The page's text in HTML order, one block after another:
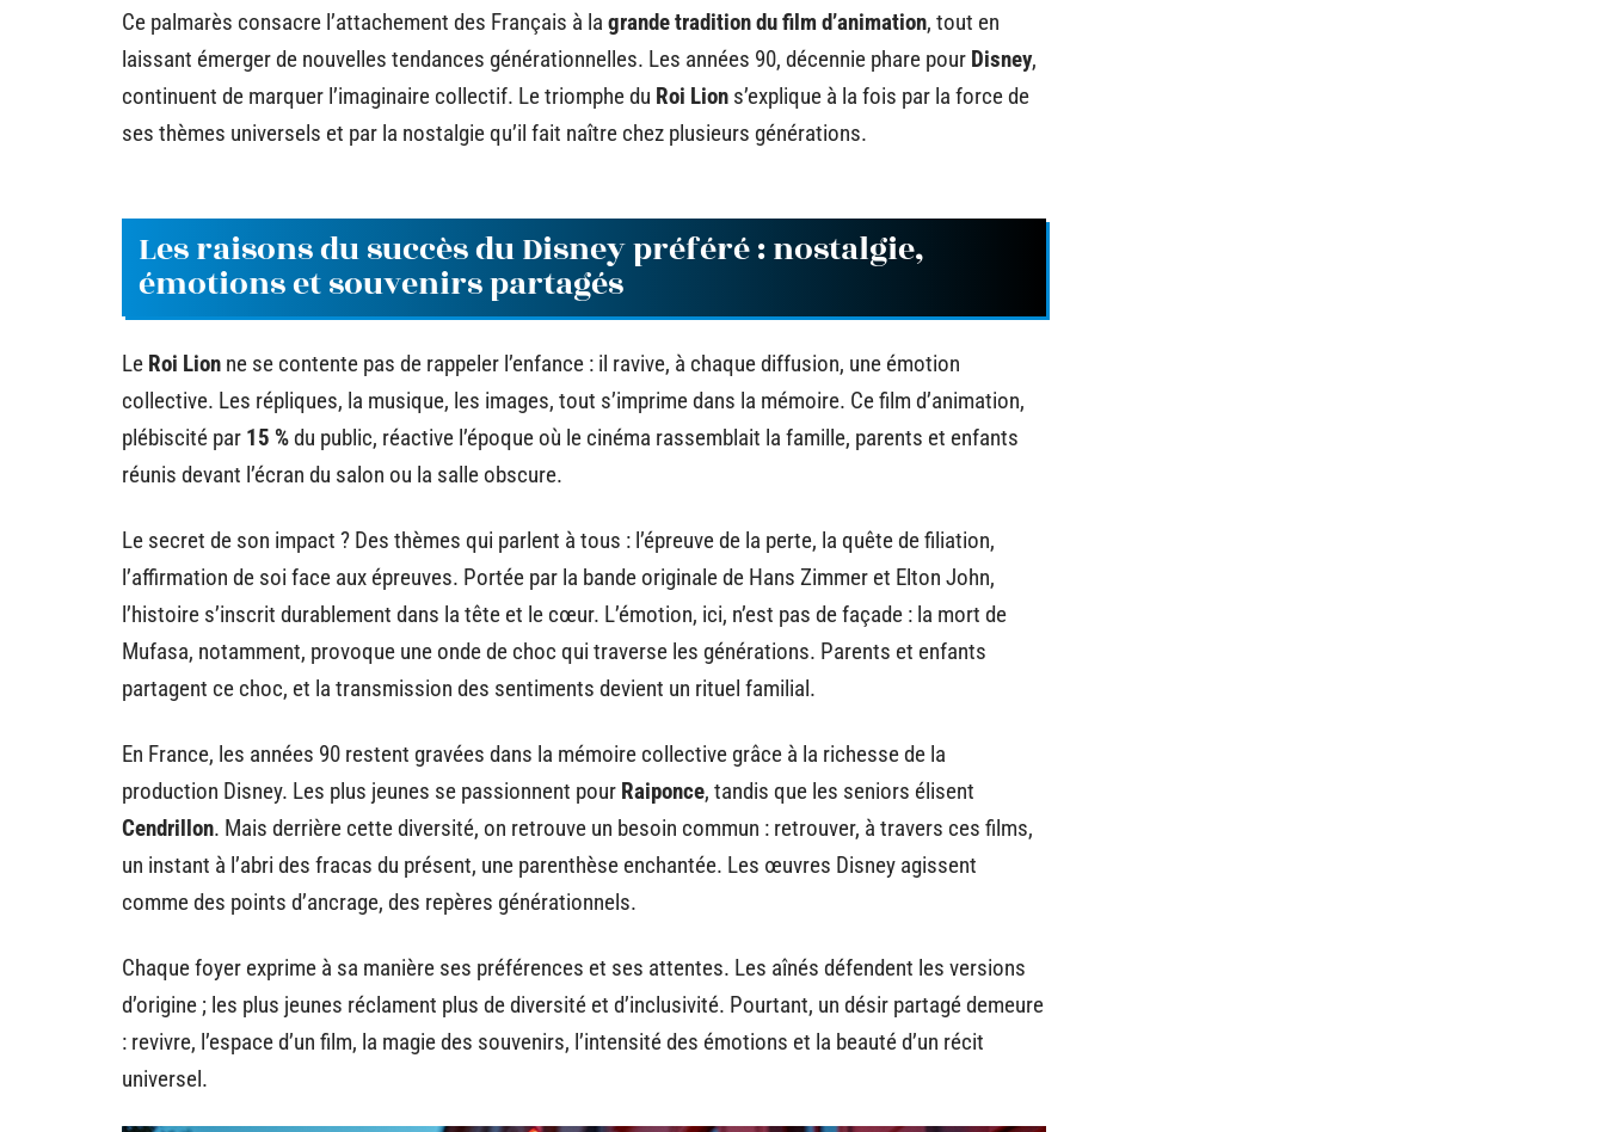
Ce palmarès consacre l’attachement des Français à la grande tradition du film d’animation, tout en
laissant émerger de nouvelles tendances générationnelles. Les années 90, décennie phare pour Disney,
continuent de marquer l’imaginaire collectif. Le triomphe du Roi Lion s’explique à la fois par la force de
ses thèmes universels et par la nostalgie qu’il fait naître chez plusieurs générations.
Les raisons du succès du Disney préféré : nostalgie,
émotions et souvenirs partagés
Le Roi Lion ne se contente pas de rappeler l’enfance : il ravive, à chaque diffusion, une émotion
collective. Les répliques, la musique, les images, tout s’imprime dans la mémoire. Ce film d’animation,
plébiscité par 15 %du public, réactive l’époque où le cinéma rassemblait la famille, parents et enfants
réunis devant l’écran du salon ou la salle obscure.
Le secret de son impact ? Des thèmes qui parlent à tous : l’épreuve de la perte, la quête de filiation,
l’affirmation de soi face aux épreuves. Portée par la bande originale de Hans Zimmer et Elton John,
l’histoire s’inscrit durablement dans la tête et le cœur. L’émotion, ici, n’est pas de façade : la mort de
Mufasa, notamment, provoque une onde de choc qui traverse les générations. Parents et enfants
partagent ce choc, et la transmission des sentiments devient un rituel familial.
En France, les années 90 restent gravées dans la mémoire collective grâce à la richesse de la
production Disney. Les plus jeunes se passionnent pour Raiponce, tandis que les seniors élisent
Cendrillon. Mais derrière cette diversité, on retrouve un besoin commun : retrouver, à travers ces films,
un instant à l’abri des fracas du présent, une parenthèse enchantée. Les œuvres Disney agissent
comme des points d’ancrage, des repères générationnels.
Chaque foyer exprime à sa manière ses préférences et ses attentes. Les aînés défendent les versions
d’origine ; les plus jeunes réclament plus de diversité et d’inclusivité. Pourtant, un désir partagé demeure
: revivre, l’espace d’un film, la magie des souvenirs, l’intensité des émotions et la beauté d’un récit
universel.